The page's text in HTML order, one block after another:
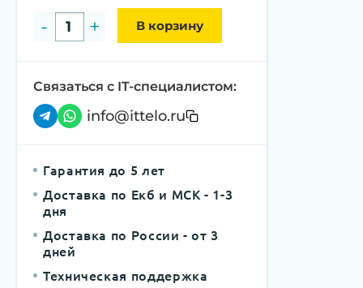
- + В корзину
Связаться с IT-специалистом:
info@ittelo.ru
Гарантия до 5 лет
Доставка по Екб и МСК - 1-3
дня
Доставка по России - от 3
дней
Техническая поддержка